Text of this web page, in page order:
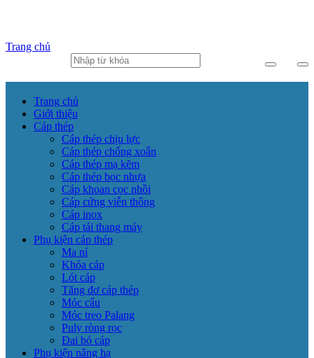
Trang chủ
Trang chủ
Giới thiệu
Cáp thép
Cáp thép chịu lực
Cáp thép chống xoắn
Cáp thép mạ kẽm
Cáp thép bọc nhựa
Cáp khoan cọc nhồi
Cáp cứng viễn thông
Cáp inox
Cáp tải thang máy
Phụ kiện cáp thép
Ma ní
Khóa cáp
Lót cáp
Tăng đơ cáp thép
Móc cẩu
Móc treo Palang
Puly ròng rọc
Đai bó cáp
Phụ kiện nâng hạ